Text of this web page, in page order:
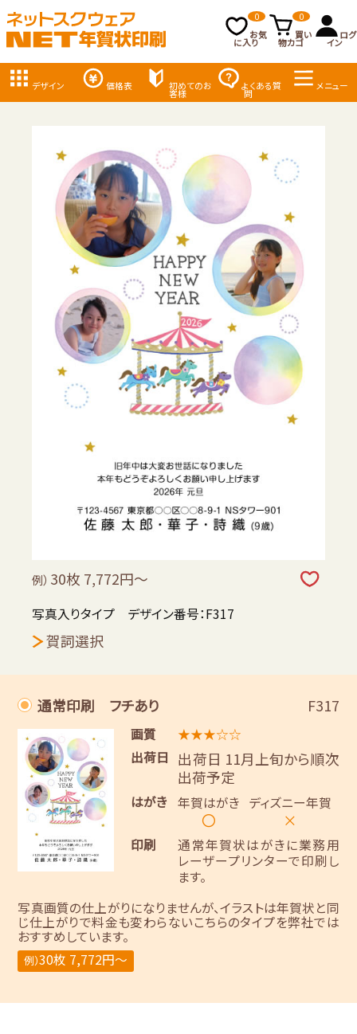
お気
に入り
0
買い
物カゴ
0
ログ
イン
デザイン 価格表 初めてのお
客様
よくある質
問
メニュー
例） 30枚 7,772円～
写真入りタイプ デザイン番号：F317
賀詞選択
通常印刷 フチあり F317
画質
★★★☆☆
出荷日
出荷日 11月上旬から順次
出荷予定
はがき 年賀はがき
〇
ディズニー年賀
×
印刷
通常年賀状はがきに業務用
レーザープリンターで印刷し
ます。
写真画質の仕上がりになりませんが、イラストは年賀状と同
じ仕上がりで料金も変わらないこちらのタイプを弊社では
おすすめしています。
例）30枚 7,772円～